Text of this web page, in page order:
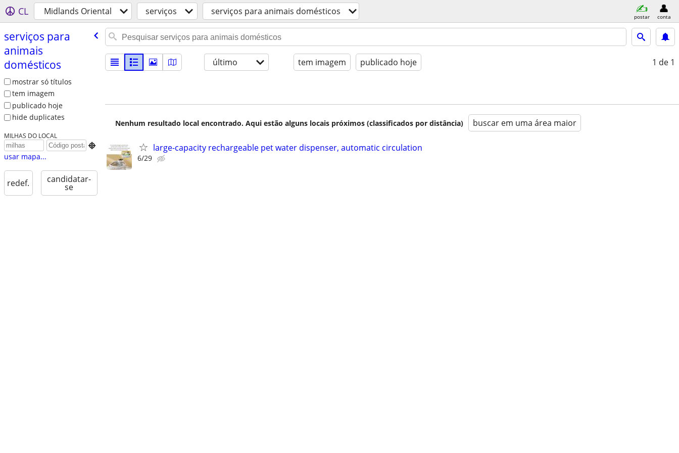
CL Midlands Oriental serviços serviços para animais domésticos postar conta
serviços para
animais
domésticos
mostrar só títulos
tem imagem
publicado hoje
hide duplicates
MILHAS DO LOCAL

usar mapa...
redef. candidatar-
se
último tem imagem publicado hoje 1 de 1
Nenhum resultado local encontrado. Aqui estão alguns locais próximos (classificados por distância) buscar em uma área maior
large-capacity rechargeable pet water dispenser, automatic circulation
6/29